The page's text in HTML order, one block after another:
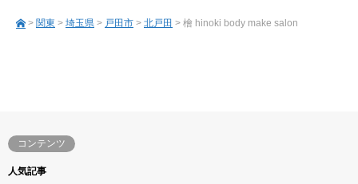
> 関東 > 埼玉県 > 戸田市 > 北戸田 > 檜 hinoki body make salon
コンテンツ
人気記事